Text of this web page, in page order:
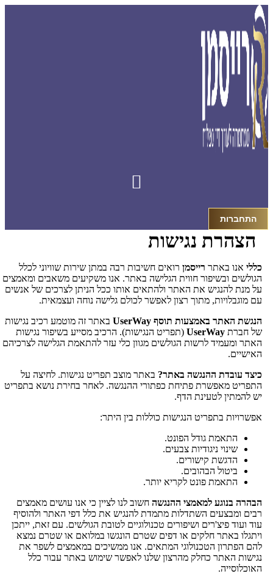
התחברות
הצהרת נגישות
כלליאנו באתררייסמןרואים חשיבות רבה במתן שירות שוויוני לכלל
הגולשים ובשיפור חווית הגלישה באתר. אנו משקיעים משאבים ומאמצים
על מנת להנגיש את האתר ולהתאים אותו ככל הניתן לצרכים של אנשים
עם מוגבלויות, מתוך רצון לאפשר לכולם גלישה נוחה ועצמאית.
הנגשת האתר באמצעות תוסף UserWay
באתר זה מוטמע רכיב נגישות
של חברתUserWay(תפריט הנגישות). הרכיב מסייע בשיפור נגישות
האתר ומעמיד לרשות הגולשים מגוון כלי עזר להתאמת הגלישה לצרכיהם
האישיים.
כיצד עובדת ההנגשה באתר?באתר מוצב תפריט נגישות. לחיצה על
התפריט מאפשרת פתיחת כפתורי ההנגשה. לאחר בחירת נושא בתפריט
יש להמתין לטעינת הדף.
אפשרויות בתפריט הנגישות כוללות בין היתר:
התאמת גודל הפונט.
שינוי ניגודיות צבעים.
הדגשת קישורים.
ביטול הבהובים.
התאמת פונט לקריא יותר.
הבהרה בנוגע למאמצי ההנגשהחשוב לנו לציין כי אנו עושים מאמצים
רבים ומבצעים השתדלות מתמדת להנגיש את כלל דפי האתר ולהוסיף
עוד ועוד פיצ'רים ושיפורים טכנולוגיים לטובת הגולשים. עם זאת, ייתכן
ויתגלו באתר חלקים או דפים שטרם הונגשו במלואם או שטרם נמצא
להם הפתרון הטכנולוגי המתאים. אנו ממשיכים במאמצים לשפר את
נגישות האתר כחלק מהרצון שלנו לאפשר שימוש באתר עבור כלל
האוכלוסייה.